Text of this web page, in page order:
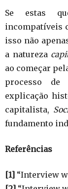
Se estas
incompatíveis
isso não
a natureza
ao começar
processo
explicação
capitalista,
fundamento
Referências
[1] “Interview